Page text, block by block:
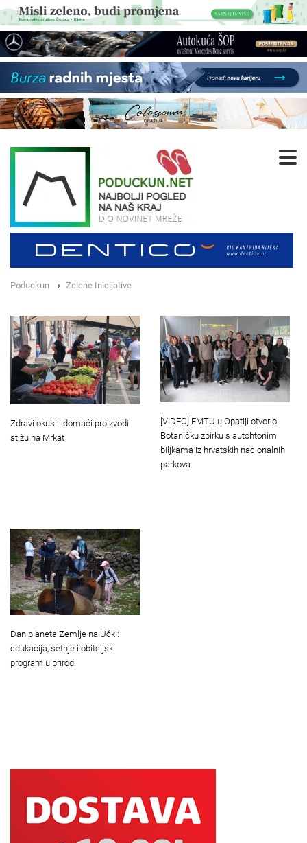
Poduckun Zelene Inicijative
Zdravi okusi i domaći proizvodi
stižu na Mrkat
[VIDEO] FMTU u Opatiji otvorio
Botaničku zbirku s autohtonim
biljkama iz hrvatskih nacionalnih
parkova
Dan planeta Zemlje na Učki:
edukacija, šetnje i obiteljski
program u prirodi